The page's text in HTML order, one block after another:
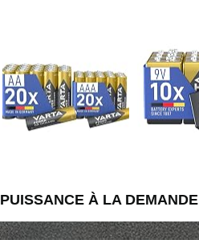
PUISSANCE À LA DEMANDE